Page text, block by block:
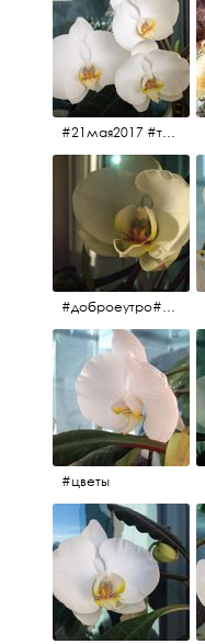
#21мая2017 #трио #цветы
#доброеутро#май#солнце#цветы #майсолнцецветы
#цветы